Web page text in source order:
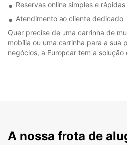
Reservas online simples e rápidas
Atendimento ao cliente dedicado
Quer precise de uma carrinha de
mobília ou uma carrinha para a sua
negócios, a Europcar tem a solução
A nossa frota de